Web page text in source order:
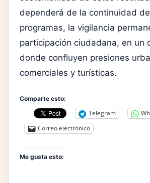
dependerá de la continuidad
programas, la vigilancia
participación ciudadana, en un
donde confluyen presiones
comerciales y turísticas.
Comparte esto:
Telegram
Correo electrónico
Me gusta esto: